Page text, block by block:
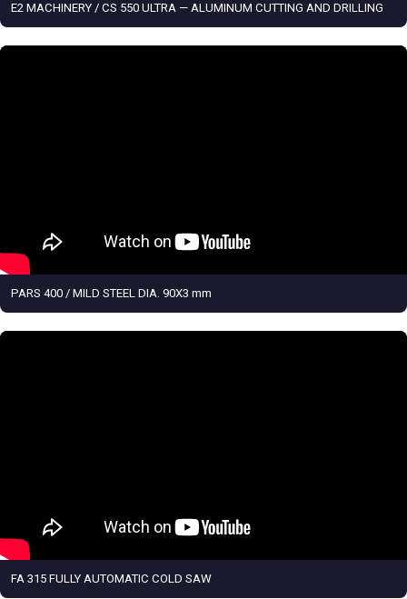
E2 MACHINERY / CS 550 ULTRA — ALUMINUM CUTTING AND DRILLING
PARS 400 / MILD STEEL DIA. 90X3 mm
FA 315 FULLY AUTOMATIC COLD SAW